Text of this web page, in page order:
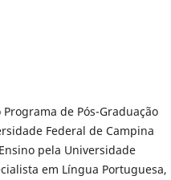
de Pós-Graduação
Federal de Campina
pela Universidade
em Língua Portuguesa,